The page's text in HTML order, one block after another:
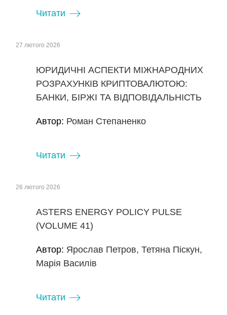
Читати
27 лютого 2026
ЮРИДИЧНІ АСПЕКТИ МІЖНАРОДНИХ
РОЗРАХУНКІВ КРИПТОВАЛЮТОЮ:
БАНКИ, БІРЖІ ТА ВІДПОВІДАЛЬНІСТЬ
Автор: Роман Степаненко
Читати
26 лютого 2026
ASTERS ENERGY POLICY PULSE
(VOLUME 41)
Автор: Ярослав Петров, Тетяна Піскун,
Марія Василів
Читати